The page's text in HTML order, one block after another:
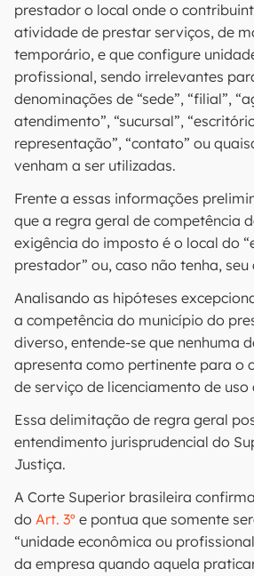
prestador o local onde o
atividade de prestar serviços, de
temporário, e que configure
profissional, sendo irrelevantes
denominações de “sede”, “filial”,
atendimento”, “sucursal”,
representação”, “contato” ou
venham a ser utilizadas.
Frente a essas informações
que a regra geral de competência
exigência do imposto é o local do
prestador” ou, caso não tenha,
Analisando as hipóteses
a competência do município do
diverso, entende-se que nenhuma
apresenta como pertinente para o
de serviço de licenciamento de uso
Essa delimitação de regra geral
entendimento jurisprudencial do
Justiça.
A Corte Superior brasileira
do Art. 3º e pontua que somente
“unidade econômica ou
da empresa quando aquela